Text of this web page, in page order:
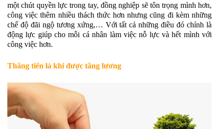
một chút quyền lực trong tay, đồng nghiệp sẽ tôn trọng mình hơn,
công việc thêm nhiều thách thức hơn nhưng cũng đi kèm những
chế độ đãi ngộ tương xứng,… Với tất cả những điều đó chính là
động lực giúp cho mỗi cá nhân làm việc nỗ lực và hết mình với
công việc hơn.
Thăng tiến là khi được tăng lương